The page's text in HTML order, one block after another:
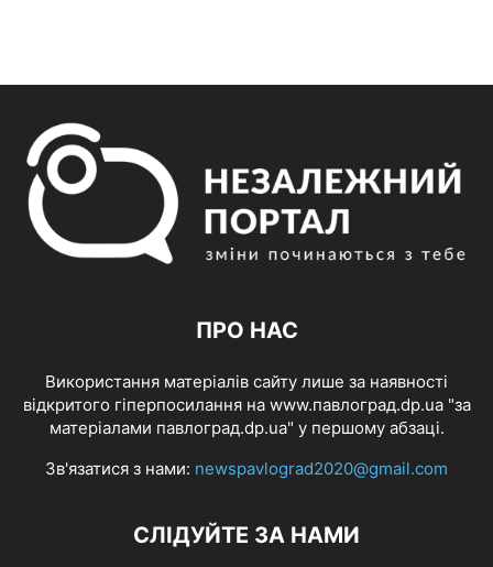
ПРО НАС
Використання матеріалів сайту лише за наявності
відкритого гіперпосилання на www.павлоград.dp.ua "за
матеріалами павлоград.dp.ua" у першому абзаці.
Зв'язатися з нами: newspavlograd2020@gmail.com
СЛІДУЙТЕ ЗА НАМИ